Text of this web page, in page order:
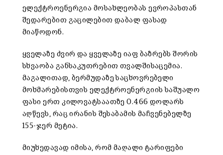
ელექტროენერგია მოსახლეობას ევროპასთან
შედარებით გაცილებით დაბალ ფასად
მიაწოდონ.
ყველაზე ძვირ და ყველაზე იაფ ბაზრებს შორის
სხვაობა განსაკუთრებით თვალშისაცემია.
მაგალითად, ბერმუდაზე საცხოვრებელი
მოხმარებისთვის ელექტროენერგიის საშუალო
ფასი ერთ კილოვატსაათზე 0.466 დოლარს
აღწევს, რაც ირანის შესაბამის მაჩვენებელზე
155-ჯერ მეტია.
მიუხედავად იმისა, რომ მაღალი ტარიფები